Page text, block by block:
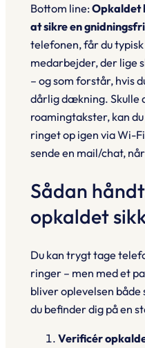
Bottom line:Opkaldet
at sikre en
telefonen, får du
medarbejder, der lige
– og som forstår, hvis
dårlig dækning. Skulle
roamingtakster, kan
ringet op igen viaWi-Fi
sende en mail/chat,
Sådan
opkaldet
Du kan trygt tage
ringer – men med et
bliver oplevelsen
du befinder dig på en
Verificér